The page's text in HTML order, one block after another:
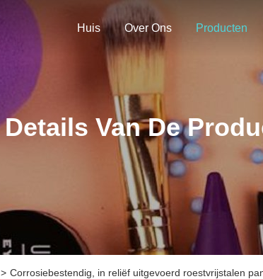
Huis Over Ons Producten
Details Van De
> Corrosiebestendig, in reliëf uitgevoerd roestvrijstalen